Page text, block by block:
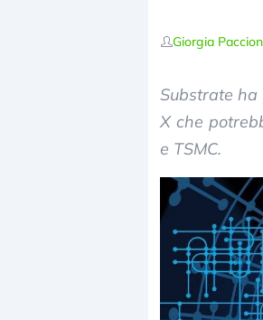
Giorgia
Substrate
X che
e TSMC.